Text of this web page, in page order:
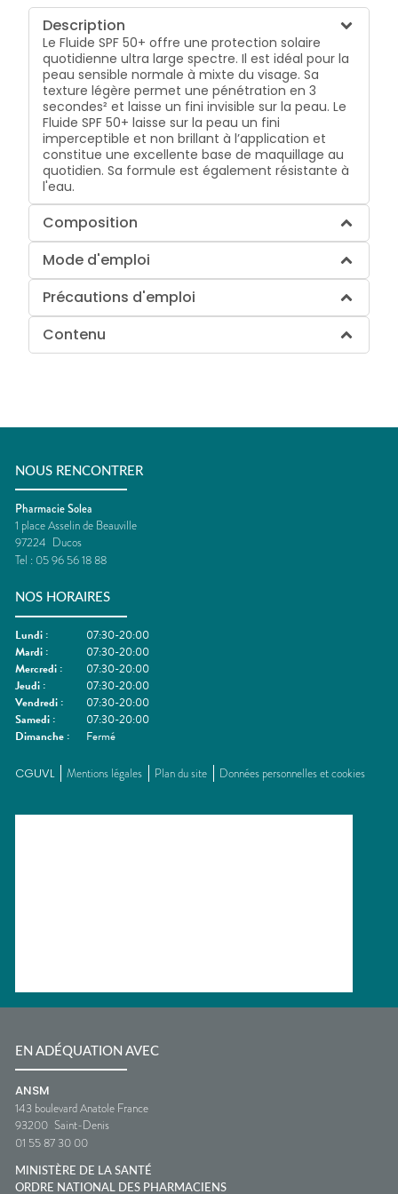
Description
Le Fluide SPF 50+ offre une protection solaire
quotidienne ultra large spectre. Il est idéal pour la
peau sensible normale à mixte du visage. Sa
texture légère permet une pénétration en 3
secondes² et laisse un fini invisible sur la peau. Le
Fluide SPF 50+ laisse sur la peau un fini
imperceptible et non brillant à l’application et
constitue une excellente base de maquillage au
quotidien. Sa formule est également résistante à
l'eau.
Composition
Mode d'emploi
Précautions d'emploi
Contenu
NOUS RENCONTRER
Pharmacie Solea
1 place Asselin de Beauville
97224 Ducos
Tel : 05 96 56 18 88
NOS HORAIRES
Lundi :
07:30-20:00
Mardi :
07:30-20:00
Mercredi :
07:30-20:00
Jeudi :
07:30-20:00
Vendredi :
07:30-20:00
Samedi :
07:30-20:00
Dimanche : Fermé
CGUVL Mentions légales Plan du site Données personnelles et cookies
EN ADÉQUATION AVEC
ANSM
143 boulevard Anatole France
93200 Saint-Denis
01 55 87 30 00
MINISTÈRE DE LA SANTÉ
ORDRE NATIONAL DES PHARMACIENS